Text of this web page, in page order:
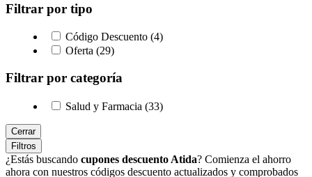
Filtrar por tipo
Código Descuento (4)
Oferta (29)
Filtrar por categoría
Salud y Farmacia (33)
Cerrar
Filtros
¿Estás buscando cupones descuento Atida? Comienza el ahorro
ahora con nuestros códigos descuento actualizados y comprobados